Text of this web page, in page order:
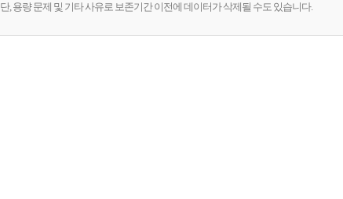
단, 용량 문제 및 기타 사유로 보존기간 이전에 데이터가 삭제될 수도 있습니다.